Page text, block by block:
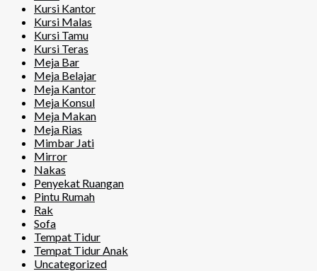
Kursi Kantor
Kursi Malas
Kursi Tamu
Kursi Teras
Meja Bar
Meja Belajar
Meja Kantor
Meja Konsul
Meja Makan
Meja Rias
Mimbar Jati
Mirror
Nakas
Penyekat Ruangan
Pintu Rumah
Rak
Sofa
Tempat Tidur
Tempat Tidur Anak
Uncategorized